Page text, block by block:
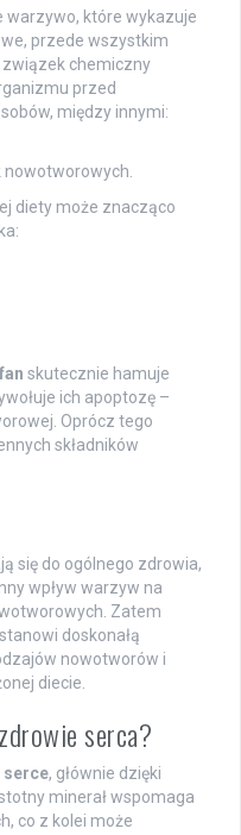
które wykazuje
przede wszystkim
związek chemiczny
przed
między innymi:
diety może znacząco
skutecznie hamuje
ich apoptozę –
Oprócz tego
składników
się do ogólnego zdrowia,
wpływ warzyw na
Zatem
stanowi doskonałą
nowotworów i
diecie.
serca?
serce, głównie dzięki
minerał wspomaga
co z kolei może